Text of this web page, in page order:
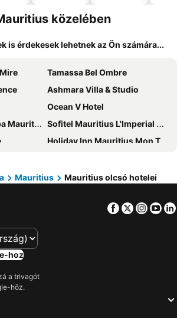
közelében
is érdekesek lehetnek az Ön számára...
Tamassa Bel Ombre
Ashmara Villa & Studio
Ocean V Hotel
Sofitel Mauritius L'Imperial Resort & Spa
Holiday Inn Mauritius Mon Tresor By Ihg
Hotel
Sunrise Attitude
Veranda Tamarin Hotel and Spa
Resort
Individuals
Mauritius Mauritius olcsó hotelei
Facebook
Twitter
hoz
a trivagót
höz.